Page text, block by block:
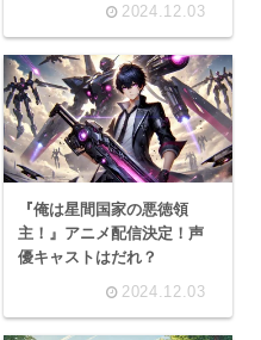
2024.12.03
『俺は星間国家の悪徳領
主！』アニメ配信決定！声
優キャストはだれ？
2024.12.03